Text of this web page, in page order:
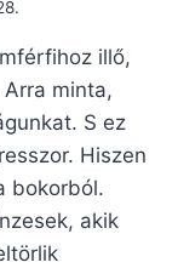
illő,
minta,
S ez
Hiszen
bokorból.
akik